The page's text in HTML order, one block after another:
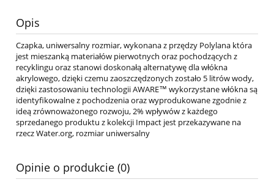
Opis
Czapka, uniwersalny rozmiar, wykonana z przędzy Polylana która
jest mieszanką materiałów pierwotnych oraz pochodzących z
recyklingu oraz stanowi doskonałą alternatywę dla włókna
akrylowego, dzięki czemu zaoszczędzonych zostało 5 litrów wody,
dzięki zastosowaniu technologii AWARE™ wykorzystane włókna są
identyfikowalne z pochodzenia oraz wyprodukowane zgodnie z
ideą zrównoważonego rozwoju, 2% wpływów z każdego
sprzedanego produktu z kolekcji Impact jest przekazywane na
rzecz Water.org, rozmiar uniwersalny
Opinie o produkcie (0)